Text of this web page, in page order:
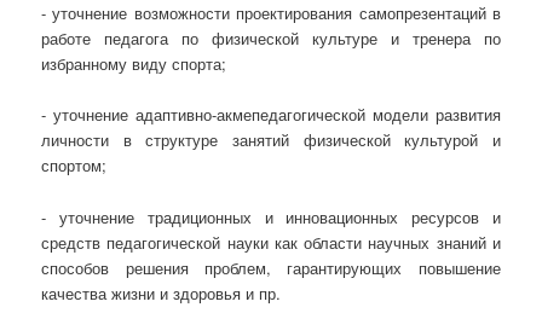
- уточнение возможности проектирования самопрезентаций в
работе педагога по физической культуре и тренера по
избранному виду спорта;
- уточнение адаптивно-акмепедагогической модели развития
личности в структуре занятий физической культурой и
спортом;
- уточнение традиционных и инновационных ресурсов и
средств педагогической науки как области научных знаний и
способов решения проблем, гарантирующих повышение
качества жизни и здоровья и пр.